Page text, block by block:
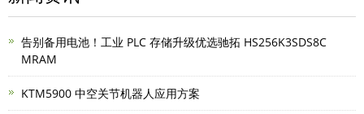
告别备用电池！工业 PLC 存储升级优选驰拓 HS256K3SDS8C
MRAM
KTM5900 中空关节机器人应用方案